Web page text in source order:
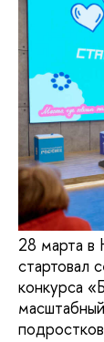
28 марта в
стартовал
конкурса